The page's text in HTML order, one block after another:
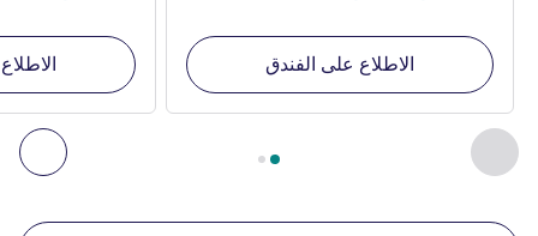
السابق - منشآتنا الأخرى القريبة
الصفحة
الاطلاع على الفندق